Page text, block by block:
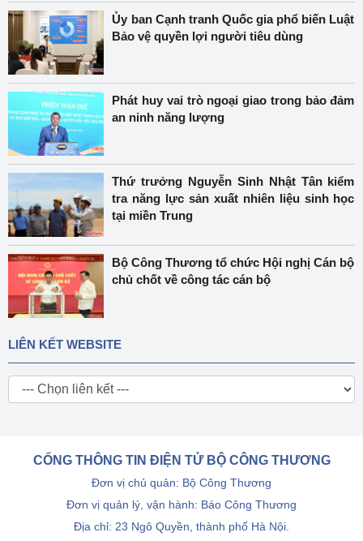
Ủy ban Cạnh tranh Quốc gia phổ biến Luật
Bảo vệ quyền lợi người tiêu dùng
Phát huy vai trò ngoại giao trong bảo đảm
an ninh năng lượng
Thứ trưởng Nguyễn Sinh Nhật Tân kiểm
tra năng lực sản xuất nhiên liệu sinh học
tại miền Trung
Bộ Công Thương tổ chức Hội nghị Cán bộ
chủ chốt về công tác cán bộ
LIÊN KẾT WEBSITE
CỔNG THÔNG TIN ĐIỆN TỬ BỘ CÔNG THƯƠNG
Đơn vị chủ quản: Bộ Công Thương
Đơn vị quản lý, vận hành: Báo Công Thương
Địa chỉ: 23 Ngô Quyền, thành phố Hà Nội.